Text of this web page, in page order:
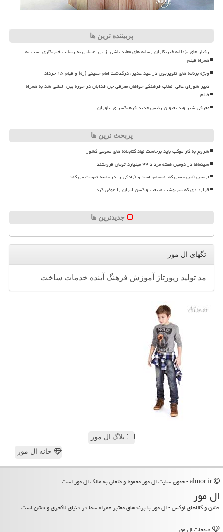
پربیننده ترین ها
رفتار های بزدلانه خبرنگاران رسانه های معاند ناشی از بی اعتنایی به رسالت خبرنگاری است به
همراه فیلم
ویژه برنامه های تلویزیون در عید غدیر، درگذشت امام خمینی (ره) و قیام ۱۵ خرداد
دبیر شورای عالی انقلاب فرهنگی خواهان معرفی جان فدایان در حوزه بین المللی شد به همراه
فیلم
معرفی شیراوند بعنوان رئیس جدید فرهنگسرای نیاوران
پربحث ترین ها
شروع به کار موکب باید برخاست نهاد کتابخانه های عمومی کشور
سینماها در دومین هفته مرداد ۴۴ میلیارد تومان فروختند
اربعین آئین جمعی که انسجام، امید و آزادگی را در جامعه تقویت می کند
قراردادی که سرنوشت صنعت واکسن ایران را عوض کرد
جدیدترین ها
تگهای ال مور
مد تولید رپورتاژ آموزش فرهنگ آینده خدمات ساخت
بلاگ ال مور
خانه ال مور
ال مور
فشن و کالاهای لوکس - ال مور با برندهای معتبر همراه شما در دنیای لاکچری و فشن است
صفحات ال مور